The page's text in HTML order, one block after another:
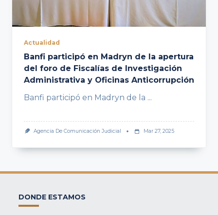
Actualidad
Banfi participó en Madryn de la apertura
del foro de Fiscalías de Investigación
Administrativa y Oficinas Anticorrupción
Banfi participó en Madryn de la ...
Agencia De Comunicación Judicial Mar 27, 2025
DONDE ESTAMOS